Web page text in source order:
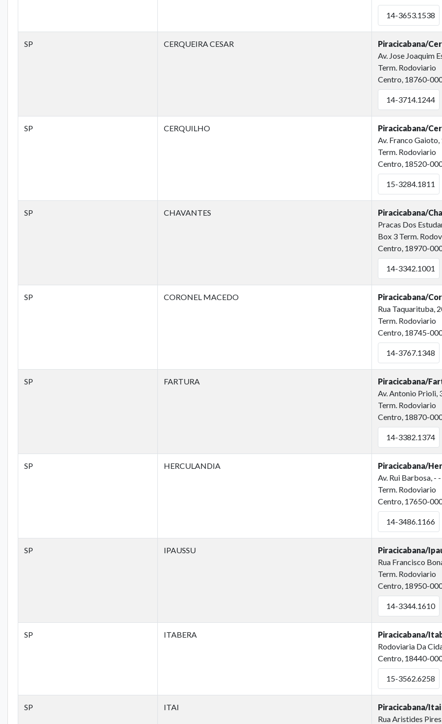
14-3653.1538
SP CERQUEIRA CESAR
Piracicabana/
Av. Jose Joaquim
Term. Rodoviario
Centro, 18760-
14-3714.1244
SP CERQUILHO
Piracicabana/
Av. Franco Gaioto,
Term. Rodoviario
Centro, 18520-
15-3284.1811
SP CHAVANTES
Piracicabana/
Pracas Dos
Box 3 Term.
Centro, 18970-
14-3342.1001
SP CORONEL MACEDO
Piracicabana/
Rua Taquarituba,
Term. Rodoviario
Centro, 18745-
14-3767.1348
SP FARTURA
Piracicabana/
Av. Antonio Prioli,
Term. Rodoviario
Centro, 18870-
14-3382.1374
SP HERCULANDIA
Piracicabana/
Av. Rui Barbosa, - -
Term. Rodoviario
Centro, 17650-
14-3486.1166
SP IPAUSSU
Piracicabana/
Rua Francisco
Term. Rodoviario
Centro, 18950-
14-3344.1610
SP ITABERA
Piracicabana/
Rodoviaria Da
Centro, 18440-
15-3562.6258
SP ITAI
Piracicabana/Itai
Rua Aristides